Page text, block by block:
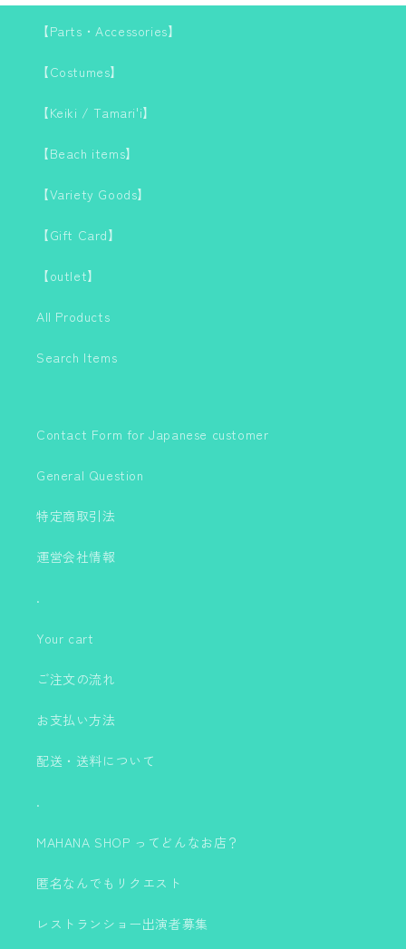
【Parts・Accessories】
【Costumes】
【Keiki / Tamari'i】
【Beach items】
【Variety Goods】
【Gift Card】
【outlet】
All Products
Search Items
Contact Form for Japanese customer
General Question
特定商取引法
運営会社情報
.
Your cart
ご注文の流れ
お支払い方法
配送・送料について
.
MAHANA SHOP ってどんなお店？
匿名なんでもリクエスト
レストランショー出演者募集